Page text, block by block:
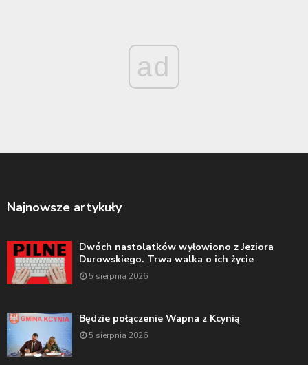
ad
Najnowsze artykuły
Dwóch nastolatków wyłowiono z Jeziora
Durowskiego. Trwa walka o ich życie
5 sierpnia 2026
Będzie połączenie Wapna z Kcynią
5 sierpnia 2026